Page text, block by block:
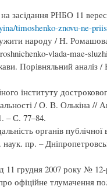
РНБО 11
timoshenko-znovu-ne-
народу / Н.
vlada-mae-
Порівняльний
інституту
/ О. В. Олькіна //
– С. 77–84.
органів
наук. пр. –
грудня 2007 року № 12-
офіційне тлумачення